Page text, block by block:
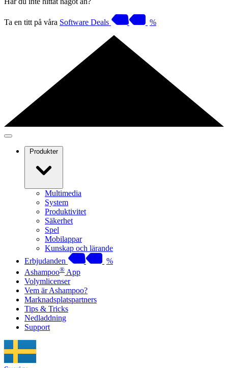
Ta en titt på våra Software Deals %
Produkter
Multimedia
System
Produktivitet
Säkerhet
Spel
Mobilappar
Kunskap och lärande
Erbjudanden
%
Ashampoo® App
Volymlicenser
Vem är Ashampoo?
Marknadsplatspartners
Tips & Tricks
Nedladdning
Support